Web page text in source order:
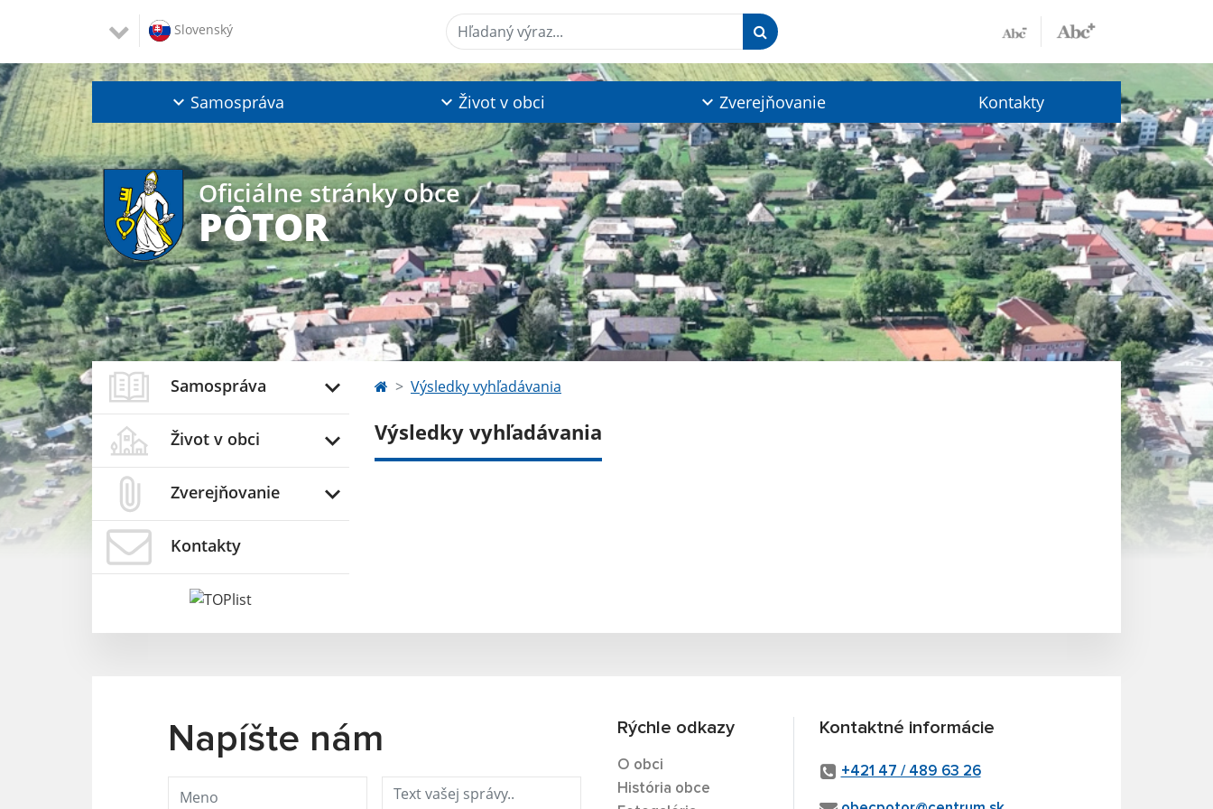
Slovenský Hľadaný výraz...
Samospráva Život v obci Zverejňovanie Kontakty
Oficiálne stránky obce
PÔTOR
Samospráva
Život v obci
Zverejňovanie
Kontakty
Výsledky vyhľadávania
Výsledky vyhľadávania
Napíšte nám Rýchle odkazy
O obci
História obce
Kontaktné informácie
+421 47 / 489 63 26